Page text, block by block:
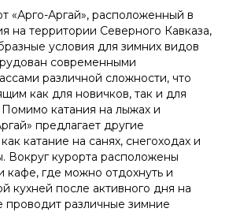
«Арго-Аргай», расположенный в
на территории Северного Кавказа,
условия для зимних видов
современными
различной сложности, что
как для новичков, так и для
катания на лыжах и
предлагает другие
катание на санях, снегоходах и
Вокруг курорта расположены
кафе, где можно отдохнуть и
кухней после активного дня на
проводит различные зимние